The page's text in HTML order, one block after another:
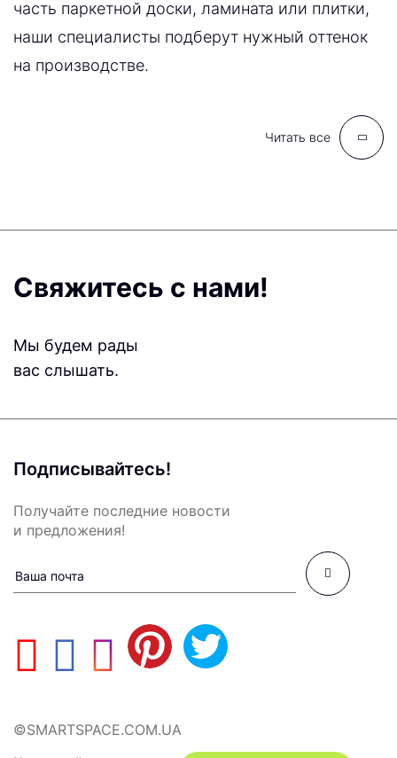
часть паркетной доски, ламината или плитки,
наши специалисты подберут нужный оттенок
на производстве.
Читать все
Свяжитесь с нами!
Мы будем рады
вас слышать.
Подписывайтесь!
Получайте последние новости
и предложения!
©SMARTSPACE.COM.UA